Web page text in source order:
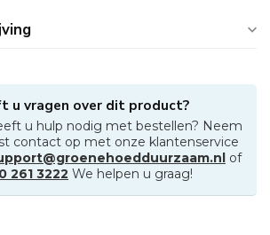
u vragen over dit product?
u hulp nodig met bestellen? Neem
contact op met onze klantenservice
of
261 3222 We helpen u graag!